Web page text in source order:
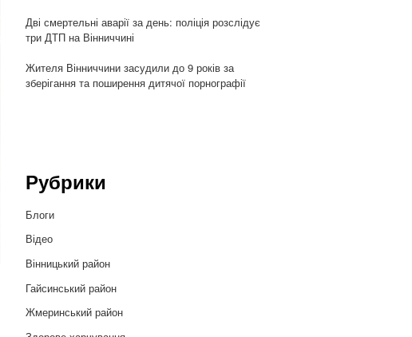
Дві смертельні аварії за день: поліція розслідує
три ДТП на Вінниччині
Жителя Вінниччини засудили до 9 років за
зберігання та поширення дитячої порнографії
Рубрики
Блоги
Відео
Вінницький район
Гайсинський район
Жмеринський район